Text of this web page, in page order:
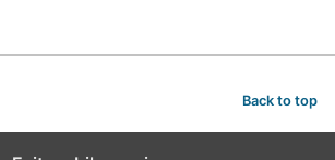
Back to top